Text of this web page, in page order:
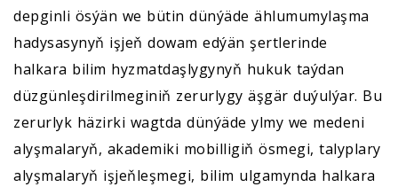
depginli ösýän we bütin dünýäde ählumumylaşma
hadysasynyň işjeň dowam edýän şertlerinde
halkara bilim hyzmatdaşlygynyň hukuk taýdan
düzgünleşdirilmeginiň zerurlygy äşgär duýulýar. Bu
zerurlyk häzirki wagtda dünýäde ylmy we medeni
alyşmalaryň, akademiki mobilligiň ösmegi, talyplary
alyşmalaryň işjeňleşmegi, bilim ulgamynda halkara